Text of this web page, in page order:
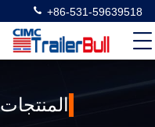
+86-531-59639518
المنتجات